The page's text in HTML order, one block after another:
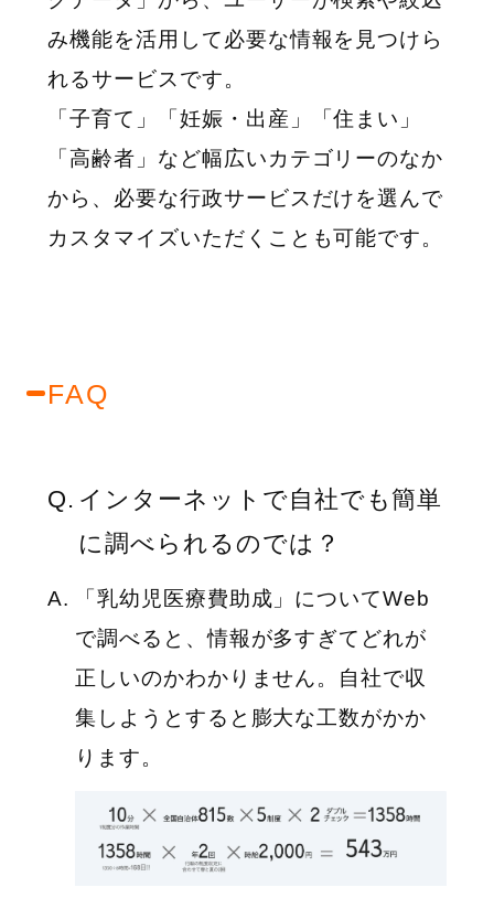
み機能を活用して必要な情報を見つけら
れるサービスです。
「子育て」「妊娠・出産」「住まい」
「高齢者」など幅広いカテゴリーのなか
から、必要な行政サービスだけを選んで
カスタマイズいただくことも可能です。
FAQ
インターネットで自社でも簡単
に調べられるのでは？
「乳幼児医療費助成」についてWeb
で調べると、情報が多すぎてどれが
正しいのかわかりません。自社で収
集しようとすると膨大な工数がかか
ります。